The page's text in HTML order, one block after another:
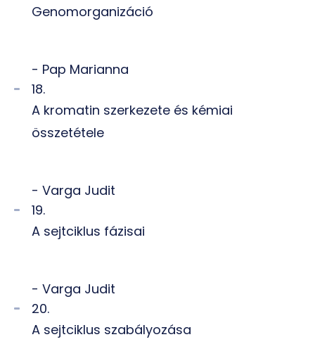
Genomorganizáció
- Pap Marianna
18.
A kromatin szerkezete és kémiai
összetétele
- Varga Judit
19.
A sejtciklus fázisai
- Varga Judit
20.
A sejtciklus szabályozása